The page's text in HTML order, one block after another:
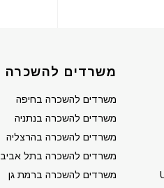
משרדים להשכרה
משרדים להשכרה בחיפה
משרדים להשכרה בנתניה
משרדים להשכרה בהרצליה
משרדים להשכרה בתל אביב
משרדים להשכרה ברמת גן